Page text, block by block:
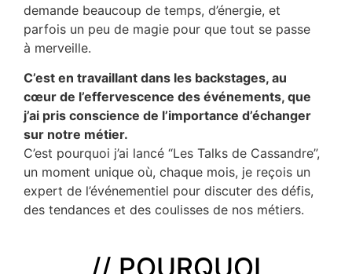
demande beaucoup de temps, d’énergie, et
parfois un peu de magie pour que tout se passe
à merveille.
C’est en travaillant dans les backstages, au
cœur de l’effervescence des événements, que
j’ai pris conscience de l’importance d’échanger
sur notre métier.
C’est pourquoi j’ai lancé “Les Talks de Cassandre”,
un moment unique où, chaque mois, je reçois un
expert de l’événementiel pour discuter des défis,
des tendances et des coulisses de nos métiers.
// POURQUOI